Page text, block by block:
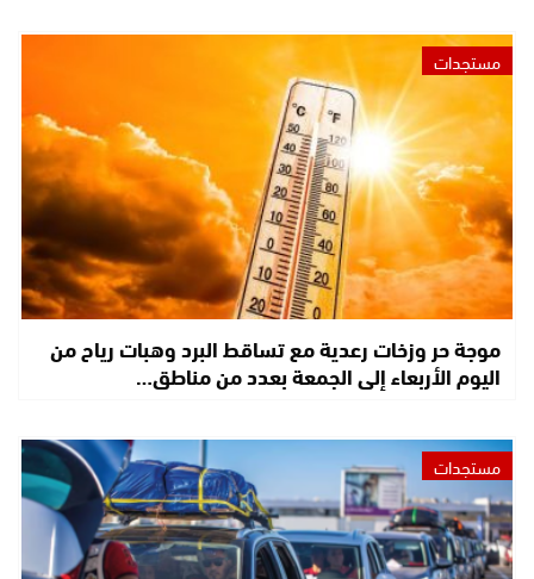
مستجدات
موجة حر وزخات رعدية مع تساقط البرد وهبات رياح من
اليوم الأربعاء إلى الجمعة بعدد من مناطق…
مستجدات